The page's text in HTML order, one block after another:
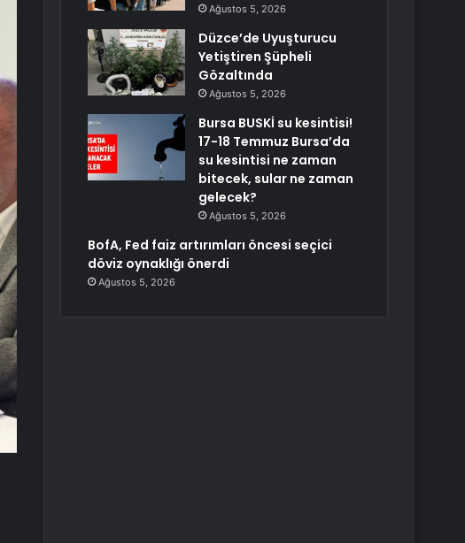
Ağustos 5, 2026
Düzce’de Uyuşturucu
Yetiştiren Şüpheli
Gözaltında
Ağustos 5, 2026
Bursa BUSKİ su kesintisi!
17-18 Temmuz Bursa’da
su kesintisi ne zaman
bitecek, sular ne zaman
gelecek?
Ağustos 5, 2026
BofA, Fed faiz artırımları öncesi seçici
döviz oynaklığı önerdi
Ağustos 5, 2026